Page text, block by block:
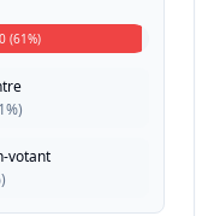
(61%)
)
votant
)